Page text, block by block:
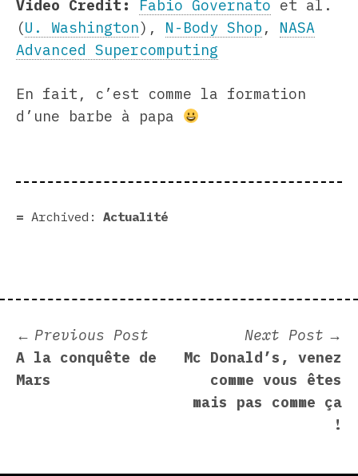
Video Credit: Fabio Governato et al.
(U. Washington), N-Body Shop , NASA
Advanced Supercomputing
En fait, c’est comme la formation
d’une barbe à papa
Archived: Actualité
Post
navigation
Previous Post
post:
A la conquête de
Mars
Next Post
Mc Donald’s, venez
comme vous êtes
mais pas comme ça
!